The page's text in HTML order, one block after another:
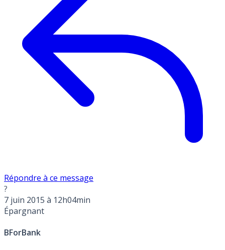
Répondre à ce message
?
7 juin 2015 à 12h04min
Épargnant
BForBank